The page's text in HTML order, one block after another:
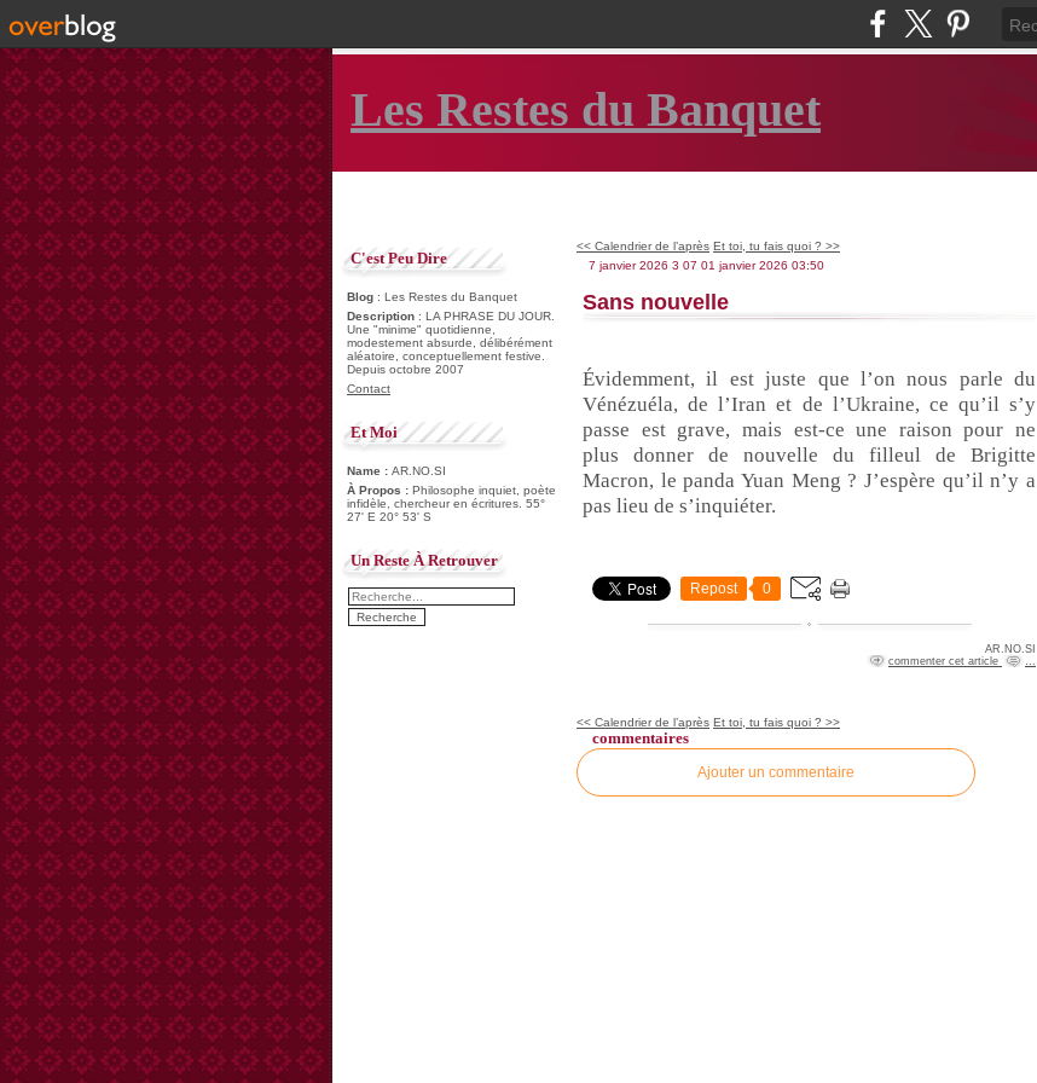
Les Restes du Banquet
C'est Peu Dire
Blog : Les Restes du Banquet
Description : LA PHRASE DU JOUR.
Une "minime" quotidienne,
modestement absurde, délibérément
aléatoire, conceptuellement festive.
Depuis octobre 2007
Contact
Et Moi
Name : AR.NO.SI
À Propos : Philosophe inquiet, poète
infidèle, chercheur en écritures. 55°
27' E 20° 53' S
Un Reste À Retrouver
<< Calendrier de l’après Et toi, tu fais quoi ? >>
7 janvier 2026 3 07 01 janvier 2026 03:50
Sans nouvelle
Évidemment, il est juste que l’on nous parle du
Vénézuéla, de l’Iran et de l’Ukraine, ce qu’il s’y
passe est grave, mais est-ce une raison pour ne
plus donner de nouvelle du filleul de Brigitte
Macron, le panda Yuan Meng ? J’espère qu’il n’y a
pas lieu de s’inquiéter.
Repost 0
AR.NO.SI
commenter cet article
<< Calendrier de l’après Et toi, tu fais quoi ? >>
commentaires
Ajouter un commentaire